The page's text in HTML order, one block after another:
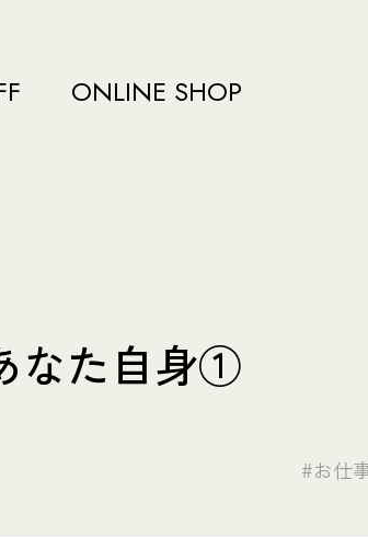
ONLINE SHOP
なた自身①
#お仕